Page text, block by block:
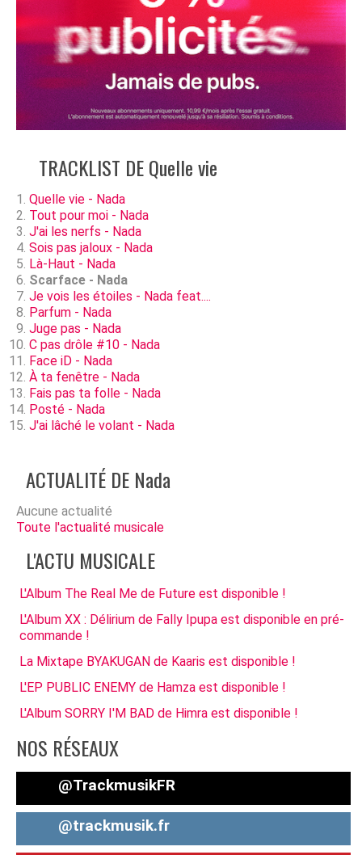
TRACKLIST DE Quelle vie
Quelle vie - Nada
Tout pour moi - Nada
J'ai les nerfs - Nada
Sois pas jaloux - Nada
Là-Haut - Nada
Scarface - Nada
Je vois les étoiles - Nada feat....
Parfum - Nada
Juge pas - Nada
C pas drôle #10 - Nada
Face iD - Nada
À ta fenêtre - Nada
Fais pas ta folle - Nada
Posté - Nada
J'ai lâché le volant - Nada
ACTUALITÉ DE Nada
Aucune actualité
Toute l'actualité musicale
L'ACTU MUSICALE
L'Album The Real Me de Future est disponible !
L'Album XX : Délirium de Fally Ipupa est disponible en pré-
commande !
La Mixtape BYAKUGAN de Kaaris est disponible !
L'EP PUBLIC ENEMY de Hamza est disponible !
L'Album SORRY I'M BAD de Himra est disponible !
NOS RÉSEAUX
@TrackmusikFR
@trackmusik.fr